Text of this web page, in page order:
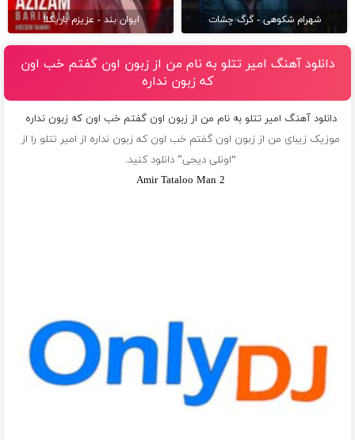
شهرام شکوهی - گرگ چشات ایوان بند - عزیزم باریکلا
دانلود آهنگ امیر تتلو به نام من از زبون اون گفتم خب اون
كه زبون نداره
دانلود آهنگ امیر تتلو به نام من از زبون اون گفتم خب اون كه زبون نداره
موزیک زیبای من از زبون اون گفتم خب اون كه زبون نداره از امیر تتلو را از
“اونلی دیجی” دانلود کنید.
Amir Tataloo Man 2